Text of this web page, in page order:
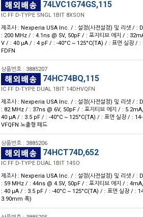
74LVC1G74GS,115
IC FF D-TYPE SNGL 1BIT 8XSON
제조사 : Nexperia USA Inc. / : 설정(사전설정) 및 리셋 / :
: 200 MHz / : 4.1ns @ 5V, 50pF / : 포지티브 에지 / :
V / : 40 μA / : 4 pF / : -40°C ~ 125°C(TA) / : 표면 실장 / :
FDFN
상품번호 : 3885207
74HC74BQ,115
IC FF D-TYPE DUAL 1BIT 14DHVQFN
제조사 : Nexperia USA Inc. / : 설정(사전설정) 및 리셋 / :
: 82 MHz / : 37ns @ 6V, 50pF / : 포지티브 에지 / :
40 μA / : 3.5 pF / : -40°C ~ 125°C(TA) / : 표면 실장 / :
VFQFN 노출형 패드
상품번호 : 3885206
74HCT74D,652
IC FF D-TYPE DUAL 1BIT 14SO
제조사 : Nexperia USA Inc. / : 설정(사전설정) 및 리셋 / :
: 59 MHz / : 44ns @ 4.5V, 50pF / : 포지티브 에지 / :
: 40 μA / : 3.5 pF / : -40°C ~ 125°C(TA) / : 표면 실장 / :
3.90mm 폭)